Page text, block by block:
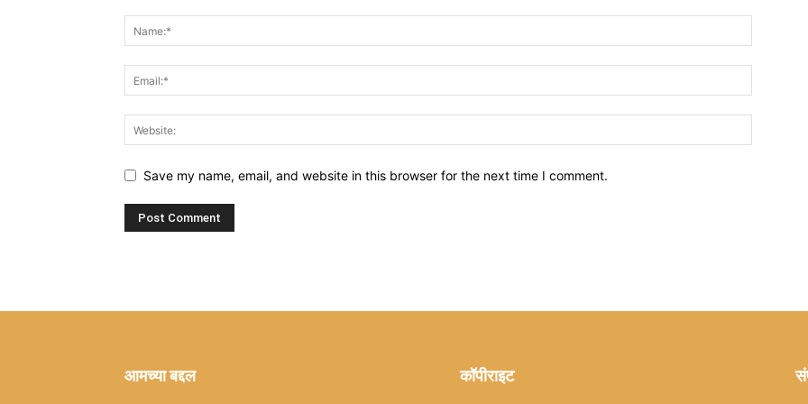
Save my name, email, and website in this browser for the next time I comment.
आमच्या बद्दल कॉपीराइट